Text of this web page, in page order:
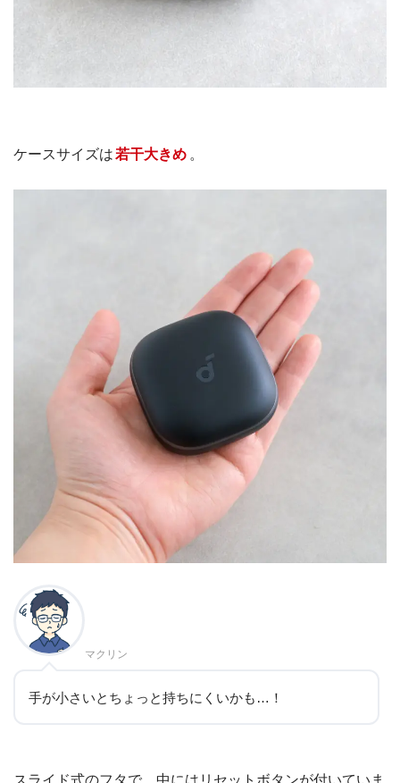
ケースサイズは若干大きめ 。
マクリン
手が小さいとちょっと持ちにくいかも…！
スライド式のフタで、中にはリセットボタンが付いていま